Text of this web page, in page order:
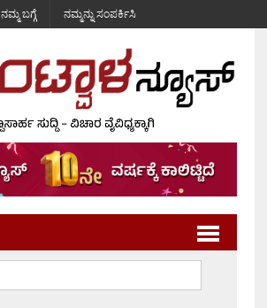
ನಮ್ಮ ಬಗ್ಗೆ ನಮ್ಮನ್ನು ಸಂಪರ್ಕಿಸಿ